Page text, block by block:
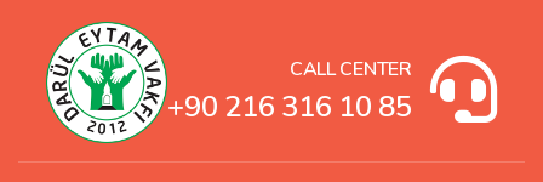
CALL CENTER
+90 216 316 10 85